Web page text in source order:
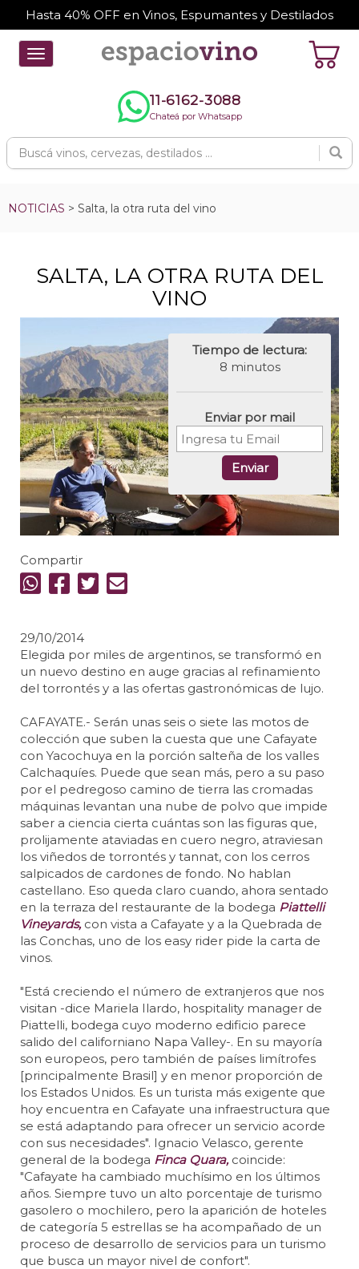
Hasta 40% OFF en Vinos, Espumantes y Destilados
Toggle
navigation
11-6162-3088
Chateá por Whatsapp
NOTICIAS > Salta, la otra ruta del vino
SALTA, LA OTRA RUTA DEL
VINO
Tiempo de lectura:
8 minutos
Enviar por mail
Enviar
Compartir
29/10/2014
Elegida por miles de argentinos, se transformó en
un nuevo destino en auge gracias al refinamiento
del torrontés y a las ofertas gastronómicas de lujo.
CAFAYATE.- Serán unas seis o siete las motos de
colección que suben la cuesta que une Cafayate
con Yacochuya en la porción salteña de los valles
Calchaquíes. Puede que sean más, pero a su paso
por el pedregoso camino de tierra las cromadas
máquinas levantan una nube de polvo que impide
saber a ciencia cierta cuántas son las figuras que,
prolijamente ataviadas en cuero negro, atraviesan
los viñedos de torrontés y tannat, con los cerros
salpicados de cardones de fondo. No hablan
castellano. Eso queda claro cuando, ahora sentado
en la terraza del restaurante de la bodega Piattelli
Vineyards,con vista a Cafayate y a la Quebrada de
las Conchas, uno de los easy rider pide la carta de
vinos.
"Está creciendo el número de extranjeros que nos
visitan -dice Mariela Ilardo, hospitality manager de
Piattelli, bodega cuyo moderno edificio parece
salido del californiano Napa Valley-. En su mayoría
son europeos, pero también de países limítrofes
[principalmente Brasil] y en menor proporción de
los Estados Unidos. Es un turista más exigente que
hoy encuentra en Cafayate una infraestructura que
se está adaptando para ofrecer un servicio acorde
con sus necesidades". Ignacio Velasco, gerente
general de la bodega Finca Quara,coincide:
"Cafayate ha cambiado muchísimo en los últimos
años. Siempre tuvo un alto porcentaje de turismo
gasolero o mochilero, pero la aparición de hoteles
de categoría 5 estrellas se ha acompañado de un
proceso de desarrollo de servicios para un turismo
que busca un mayor nivel de confort".